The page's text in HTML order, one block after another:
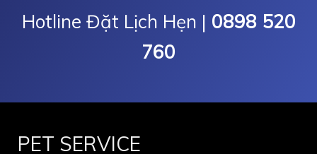
Hotline Đặt Lịch Hẹn | 0898 520
760
PET SERVICE